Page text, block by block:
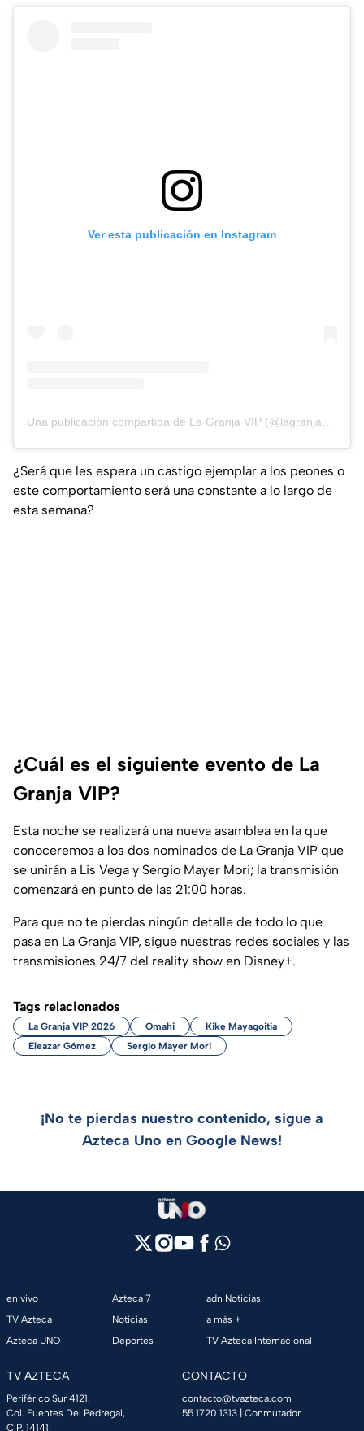
Ver esta publicación en Instagram
¿Será que les espera un castigo ejemplar a los peones o
este comportamiento será una constante a lo largo de
esta semana?
¿Cuál es el siguiente evento de La
Granja VIP?
Esta noche se realizará una nueva asamblea en la que
conoceremos a los dos nominados de La Granja VIP que
se unirán a Lis Vega y Sergio Mayer Mori; la transmisión
comenzará en punto de las 21:00 horas.
Para que no te pierdas ningún detalle de todo lo que
pasa en La Granja VIP, sigue nuestras redes sociales y las
transmisiones 24/7 del reality show en Disney+.
Tags relacionados
La Granja VIP 2026 Omahi
Kike Mayagoitia
Eleazar Gómez
Sergio Mayer Mori
¡No te pierdas nuestro contenido, sigue a
Azteca Uno en Google News!
en vivo
TV Azteca
Azteca UNO
Azteca 7
Noticias
Deportes
adn Noticias
a más +
TV Azteca Internacional
TV AZTECA
Periférico Sur 4121,
Col. Fuentes Del Pedregal,
C.P. 14141,
CONTACTO
contacto@tvazteca.com
55 1720 1313 | Conmutador